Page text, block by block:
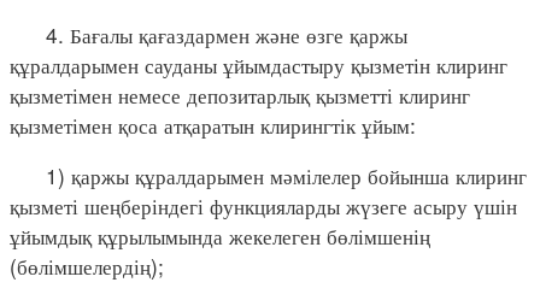
4. Бағалы қағаздармен және өзге қаржы
құралдарымен сауданы ұйымдастыру қызметін клиринг
қызметімен немесе депозитарлық қызметті клиринг
қызметімен қоса атқаратын клирингтік ұйым:
1) қаржы құралдарымен мәмілелер бойынша клиринг
қызметі шеңберіндегі функцияларды жүзеге асыру үшін
ұйымдық құрылымында жекелеген бөлімшенің
(бөлімшелердің);